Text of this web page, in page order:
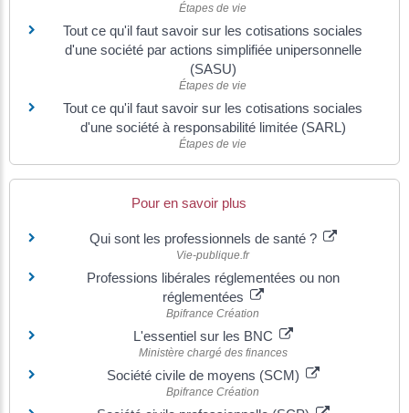
Étapes de vie
Tout ce qu'il faut savoir sur les cotisations sociales
d'une société par actions simplifiée unipersonnelle
(SASU)
Étapes de vie
Tout ce qu'il faut savoir sur les cotisations sociales
d'une société à responsabilité limitée (SARL)
Étapes de vie
Pour en savoir plus
Qui sont les professionnels de santé ?
Vie-publique.fr
Professions libérales réglementées ou non
réglementées
Bpifrance Création
L'essentiel sur les BNC
Ministère chargé des finances
Société civile de moyens (SCM)
Bpifrance Création